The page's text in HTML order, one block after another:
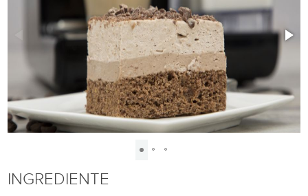
INGREDIENTE